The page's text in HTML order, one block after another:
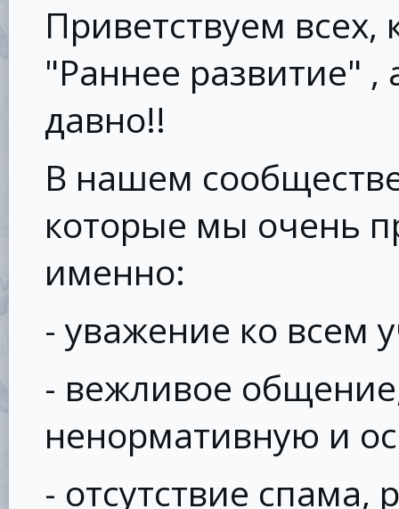
Приветствуем всех,
"Раннее развитие" ,
давно!!
В нашем
которые мы очень
именно:
- уважение ко всем
- вежливое
ненормативную и
- отсутствие